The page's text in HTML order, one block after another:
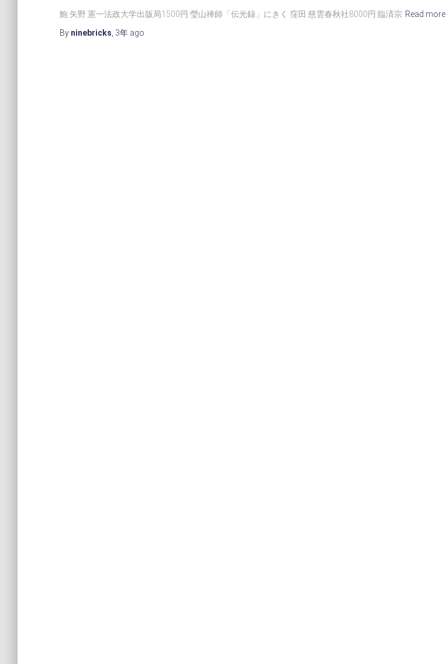
鮑 矢野 憲一法政大学出版局1500円 瑩山禅師「伝光録」にきく 窪田 慈雲春秋社8000円 臨済宗 Read more
By ninebricks 3年 ago